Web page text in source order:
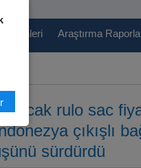
Araştırma
sıcak rulo sac
çıkışlı
sürdürdü